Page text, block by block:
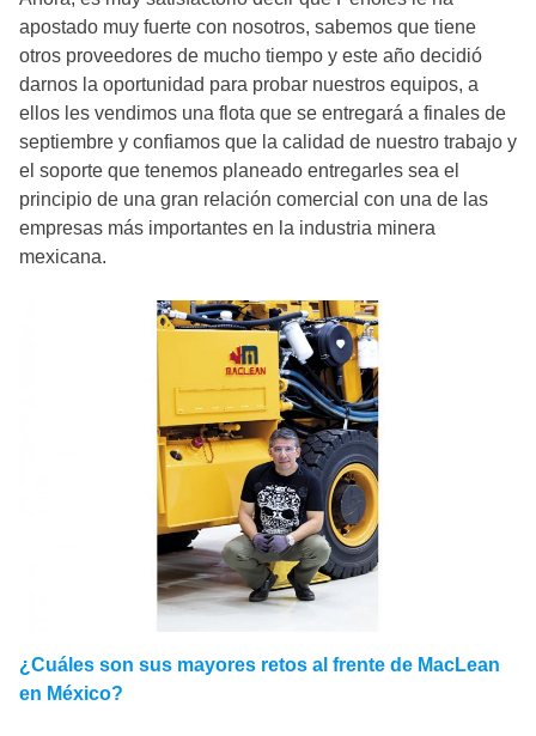
apostado muy fuerte con nosotros, sabemos que tiene
otros proveedores de mucho tiempo y este año decidió
darnos la oportunidad para probar nuestros equipos, a
ellos les vendimos una flota que se entregará a finales de
septiembre y confiamos que la calidad de nuestro trabajo y
el soporte que tenemos planeado entregarles sea el
principio de una gran relación comercial con una de las
empresas más importantes en la industria minera
mexicana.
¿Cuáles son sus mayores retos al frente de MacLean
en México?